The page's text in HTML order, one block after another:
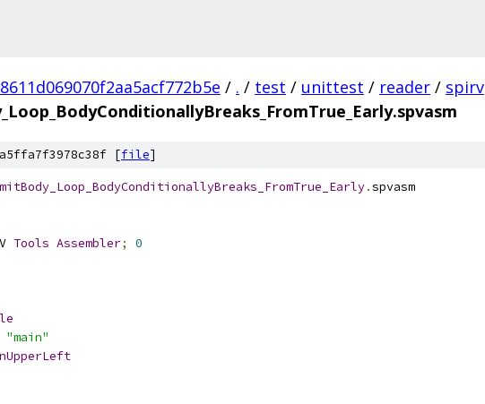
/ . / test / unittest / reader / spirv
[file]
.spvasm
V Tools Assembler;
0
"main"